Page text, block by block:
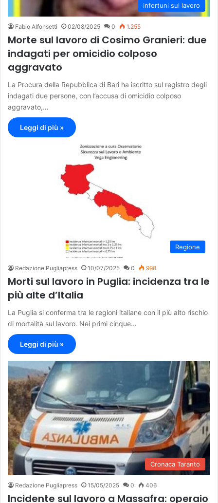
infortuni sul lavoro
Fabio Alfonsetti 02/08/2025 0 1.255
Morte sul lavoro di Cosimo Granieri: due
indagati per omicidio colposo
aggravato
La Procura della Repubblica di Bari ha iscritto sul registro degli
indagati due persone, con l’accusa di omicidio colposo
aggravato,…
Leggi di più »
Regione
Redazione Pugliapress 10/07/2025 0 998
Morti sul lavoro in Puglia: incidenza tra le
più alte d’Italia
La Puglia si conferma tra le regioni italiane con il più alto rischio
di mortalità sul lavoro. Nei primi cinque…
Leggi di più »
Cronaca Taranto
Redazione Pugliapress 15/05/2025 0 406
Incidente sul lavoro a Massafra: operaio